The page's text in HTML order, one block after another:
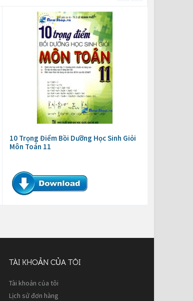
10 Trọng Điểm Bồi Dưỡng Học Sinh Giỏi
Môn Toán 11
TÀI KHOẢN CỦA TÔI
Tài khoản của tôi
Lịch sử đơn hàng